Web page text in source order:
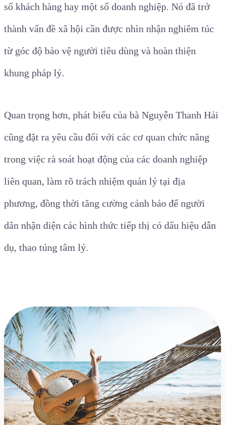
số khách hàng hay một số doanh nghiệp. Nó đã trở
thành vấn đề xã hội cần được nhìn nhận nghiêm túc
từ góc độ bảo vệ người tiêu dùng và hoàn thiện
khung pháp lý.
Quan trọng hơn, phát biểu của bà Nguyễn Thanh Hải
cũng đặt ra yêu cầu đối với các cơ quan chức năng
trong việc rà soát hoạt động của các doanh nghiệp
liên quan, làm rõ trách nhiệm quản lý tại địa
phương, đồng thời tăng cường cảnh báo để người
dân nhận diện các hình thức tiếp thị có dấu hiệu dẫn
dụ, thao túng tâm lý.